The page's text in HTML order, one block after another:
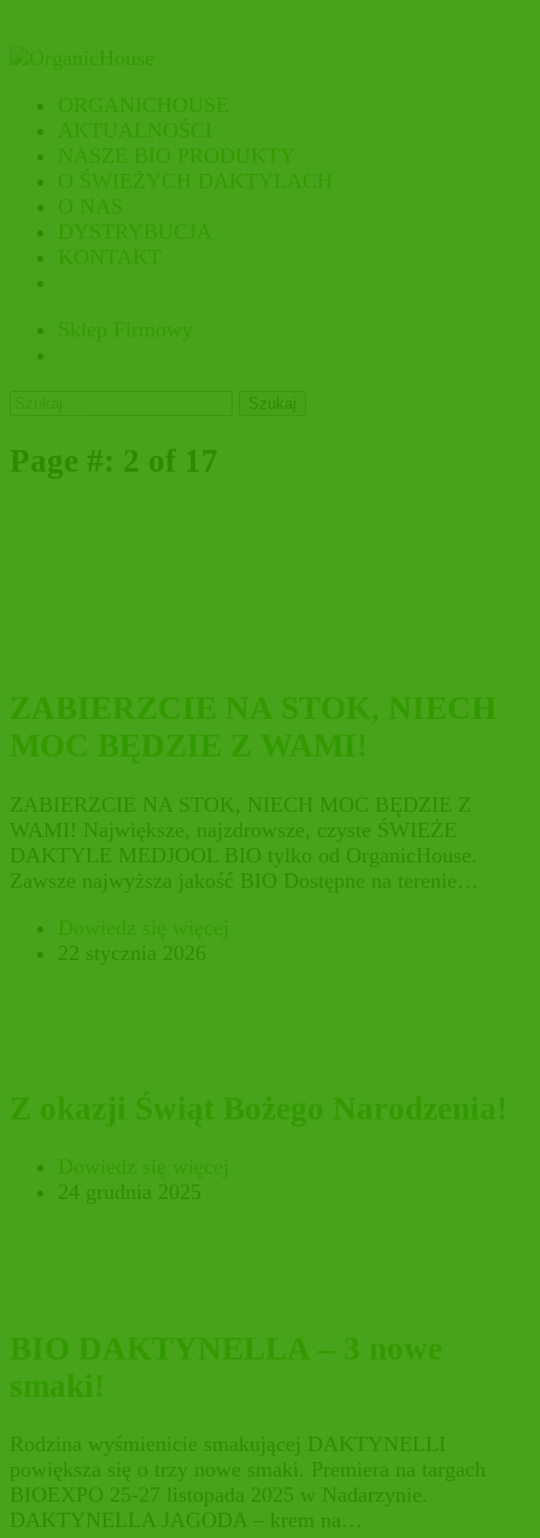
ORGANICHOUSE
AKTUALNOŚCI
NASZE BIO PRODUKTY
O ŚWIEŻYCH DAKTYLACH
O NAS
DYSTRYBUCJA
KONTAKT
Sklep Firmowy
Page #: 2 of 17
ZABIERZCIE NA STOK, NIECH
MOC BĘDZIE Z WAMI!
ZABIERZCIE NA STOK, NIECH MOC BĘDZIE Z
WAMI! Największe, najzdrowsze, czyste ŚWIEŻE
DAKTYLE MEDJOOL BIO tylko od OrganicHouse.
Zawsze najwyższa jakość BIO Dostępne na terenie…
Dowiedz się więcej
22 stycznia 2026
Z okazji Świąt Bożego Narodzenia!
Dowiedz się więcej
24 grudnia 2025
BIO DAKTYNELLA – 3 nowe
smaki!
Rodzina wyśmienicie smakującej DAKTYNELLI
powiększa się o trzy nowe smaki. Premiera na targach
BIOEXPO 25-27 listopada 2025 w Nadarzynie.
DAKTYNELLA JAGODA – krem na…